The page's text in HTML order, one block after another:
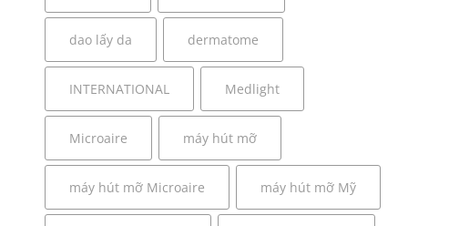
dao lấy da dermatome
INTERNATIONAL Medlight
Microaire máy hút mỡ
máy hút mỡ Microaire máy hút mỡ Mỹ